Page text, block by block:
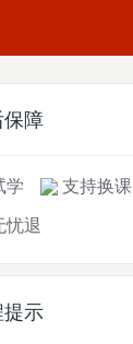
保障
学 支持换课
忧退
提示